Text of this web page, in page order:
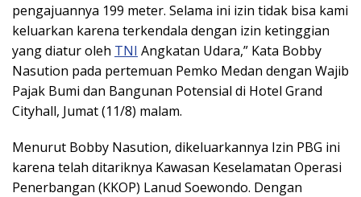
pengajuannya 199 meter. Selama ini izin tidak bisa kami
keluarkan karena terkendala dengan izin ketinggian
yang diatur oleh TNI Angkatan Udara,” Kata Bobby
Nasution pada pertemuan Pemko Medan dengan Wajib
Pajak Bumi dan Bangunan Potensial di Hotel Grand
Cityhall, Jumat (11/8) malam.
Menurut Bobby Nasution, dikeluarkannya Izin PBG ini
karena telah ditariknya Kawasan Keselamatan Operasi
Penerbangan (KKOP) Lanud Soewondo. Dengan